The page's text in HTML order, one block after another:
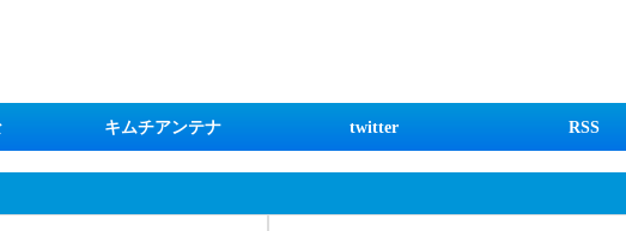
キムチアンテナ twitter RSS